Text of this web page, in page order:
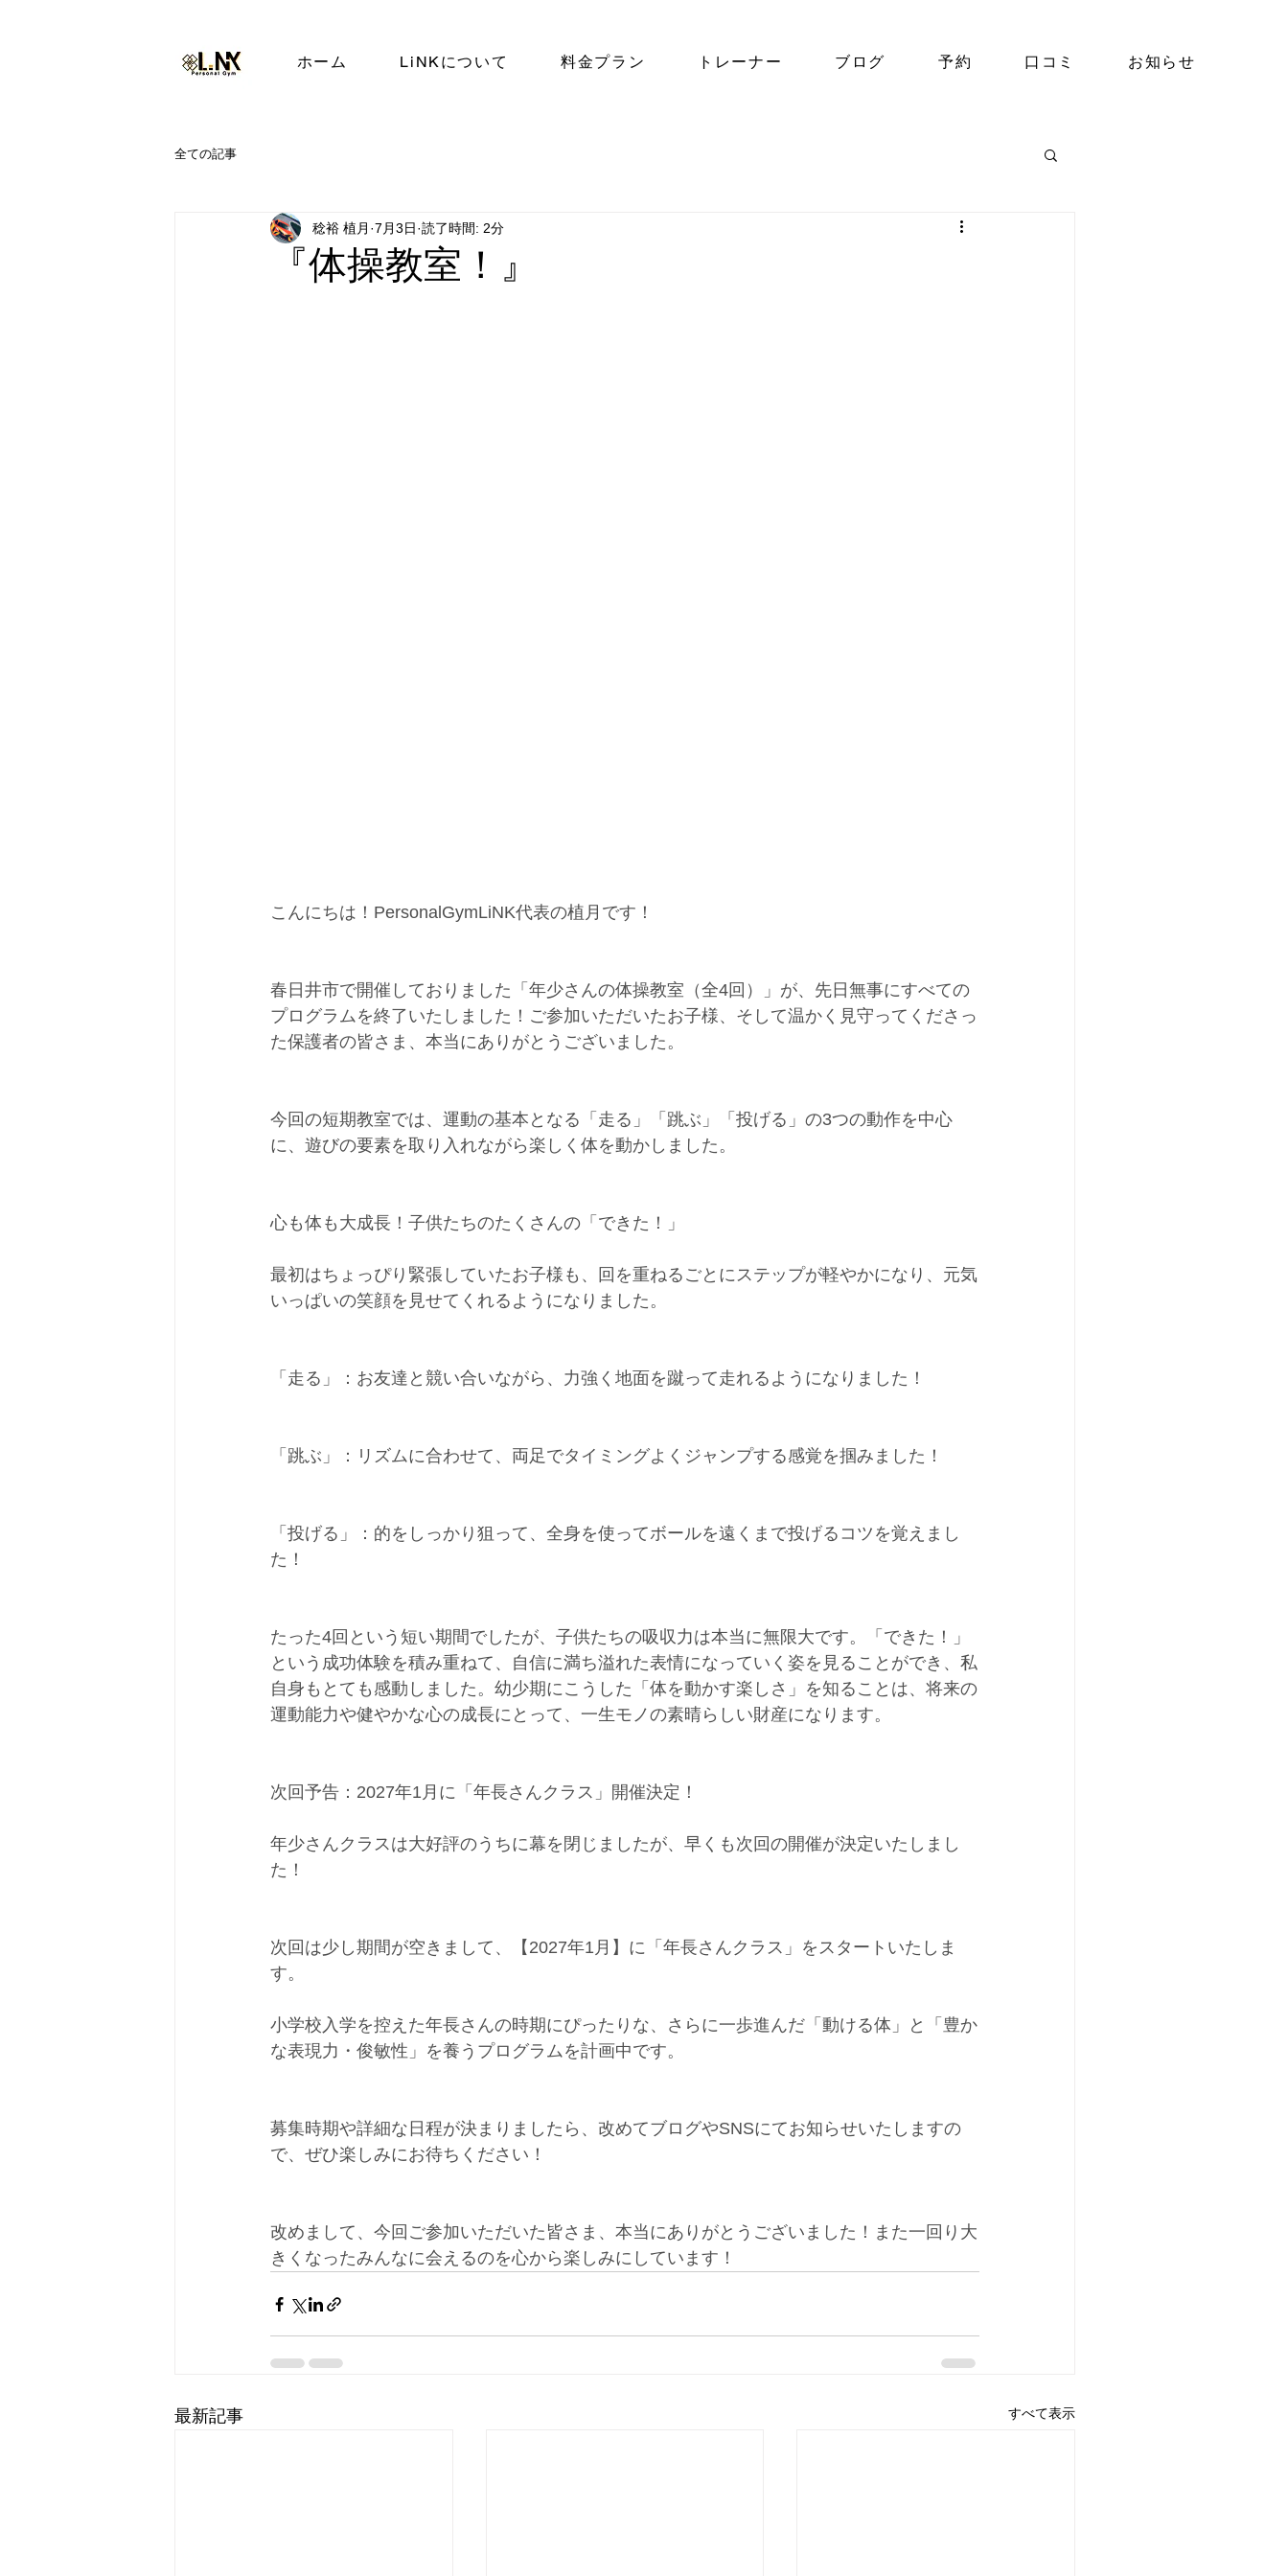
ホーム LiNKについて 料金プラン トレーナー ブログ 予約 口コミ お知らせ
全ての記事
『体操教室！』
稔裕 植月 7月3日 読了時間: 2分
こんにちは！PersonalGymLiNK代表の植月です！
春日井市で開催しておりました「年少さんの体操教室（全4回）」が、先日無事にすべての
プログラムを終了いたしました！ご参加いただいたお子様、そして温かく見守ってくださっ
た保護者の皆さま、本当にありがとうございました。
今回の短期教室では、運動の基本となる「走る」「跳ぶ」「投げる」の3つの動作を中心
に、遊びの要素を取り入れながら楽しく体を動かしました。
心も体も大成長！子供たちのたくさんの「できた！」
最初はちょっぴり緊張していたお子様も、回を重ねるごとにステップが軽やかになり、元気
いっぱいの笑顔を見せてくれるようになりました。
「走る」：お友達と競い合いながら、力強く地面を蹴って走れるようになりました！
「跳ぶ」：リズムに合わせて、両足でタイミングよくジャンプする感覚を掴みました！
「投げる」：的をしっかり狙って、全身を使ってボールを遠くまで投げるコツを覚えまし
た！
たった4回という短い期間でしたが、子供たちの吸収力は本当に無限大です。「できた！」
という成功体験を積み重ねて、自信に満ち溢れた表情になっていく姿を見ることができ、私
自身もとても感動しました。幼少期にこうした「体を動かす楽しさ」を知ることは、将来の
運動能力や健やかな心の成長にとって、一生モノの素晴らしい財産になります。
次回予告：2027年1月に「年長さんクラス」開催決定！
年少さんクラスは大好評のうちに幕を閉じましたが、早くも次回の開催が決定いたしまし
た！
次回は少し期間が空きまして、【2027年1月】に「年長さんクラス」をスタートいたしま
す。
小学校入学を控えた年長さんの時期にぴったりな、さらに一歩進んだ「動ける体」と「豊か
な表現力・俊敏性」を養うプログラムを計画中です。
募集時期や詳細な日程が決まりましたら、改めてブログやSNSにてお知らせいたしますの
で、ぜひ楽しみにお待ちください！
改めまして、今回ご参加いただいた皆さま、本当にありがとうございました！また一回り大
きくなったみんなに会えるのを心から楽しみにしています！
最新記事 すべて表示